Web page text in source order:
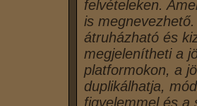
felvételeken.
is
átruházható és
megjelenítheti a
platformokon, a
duplikálhatja,
figyelemmel és a